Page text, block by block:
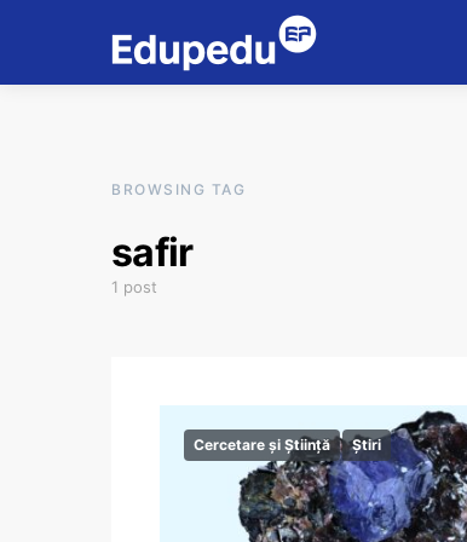
BROWSING TAG
safir
1 post
Cercetare și Știință Știri